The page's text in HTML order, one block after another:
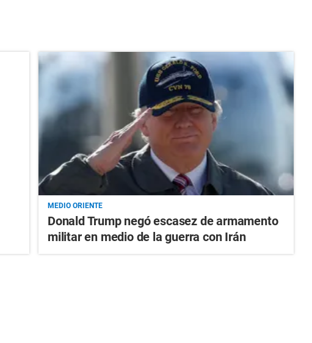
MEDIO ORIENTE
Donald Trump negó escasez de armamento
militar en medio de la guerra con Irán